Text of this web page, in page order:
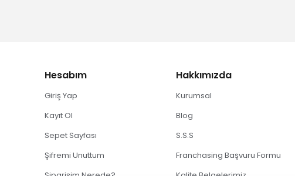
Hesabım
Giriş Yap
Kayıt Ol
Sepet Sayfası
Şifremi Unuttum
Hakkımızda
Kurumsal
Blog
S.S.S
Franchasing Başvuru Formu